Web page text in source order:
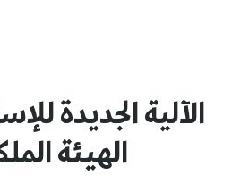
الآلية الجديدة
الهيئة